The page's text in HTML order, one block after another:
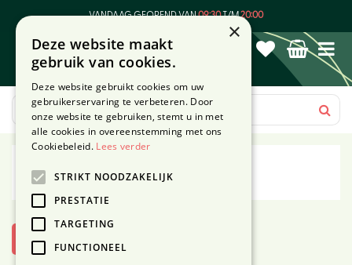
VANDAAG GEOPEND VAN09:30T/M20:00
4Seasons
Toon filters
×
Deze website maakt
gebruik van cookies.
Deze website gebruikt cookies om uw
gebruikerservaring te verbeteren. Door
onze website te gebruiken, stemt u in met
alle cookies in overeenstemming met ons
Cookiebeleid. Lees verder
STRIKT NOODZAKELIJK
PRESTATIE
TARGETING
FUNCTIONEEL